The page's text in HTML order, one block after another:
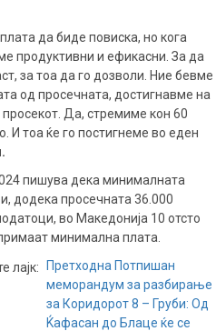
да биде повиска, но кога
продуктивни и ефикасни. За да
за тоа да го дозволи. Ние бевме
од просечната, достигнавме на
просекот. Да, стремиме кон 60
И тоа ќе го постигнеме во еден
пишува дека минималната
додека просечната 36.000
во Македонија 10 отсто
минимална плата.
лајк: Претходна Потпишан
меморандум за разбирање
за Коридорот 8 – Груби: Од
Ќафасан до Блаце ќе се